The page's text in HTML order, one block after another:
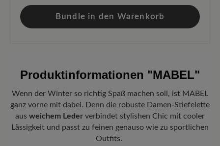
Bundle in den Warenkorb
Produktinformationen "MABEL"
Wenn der Winter so richtig Spaß machen soll, ist MABEL
ganz vorne mit dabei. Denn die robuste Damen-Stiefelette
aus weichem Leder verbindet stylishen Chic mit cooler
Lässigkeit und passt zu feinen genauso wie zu sportlichen
Outfits.